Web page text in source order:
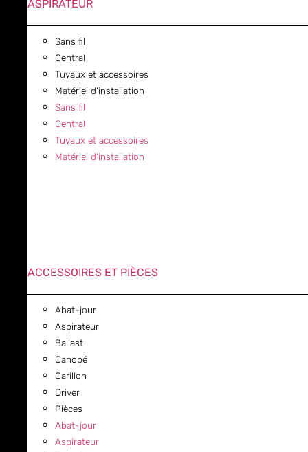
ASPIRATEUR
Sans fil
Central
Tuyaux et accessoires
Matériel d’installation
Sans fil
Central
Tuyaux et accessoires
Matériel d’installation
ACCESSOIRES ET PIÈCES
Abat-jour
Aspirateur
Ballast
Canopé
Carillon
Driver
Pièces
Abat-jour
Aspirateur